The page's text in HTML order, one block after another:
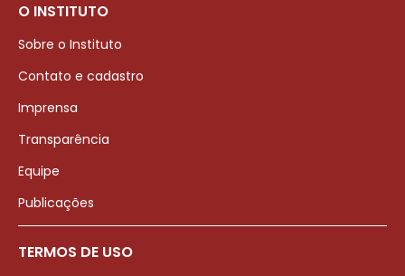
O INSTITUTO
Sobre o Instituto
Contato e cadastro
Imprensa
Transparência
Equipe
Publicações
TERMOS DE USO